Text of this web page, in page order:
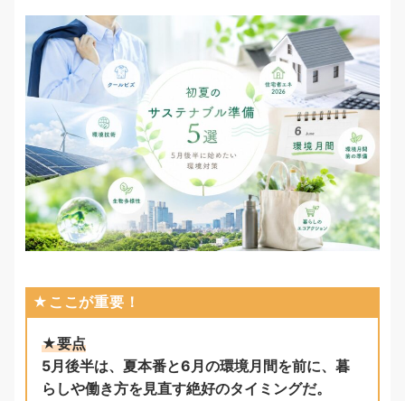
★ここが重要！
★要点
5月後半は、夏本番と6月の環境月間を前に、暮
らしや働き方を見直す絶好のタイミングだ。